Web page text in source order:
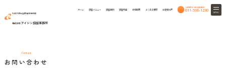
札幌弁護士協同組合特約店
株式会社 アイシン探偵事務所
ホーム 調査メニュー 調査事例 調査料金 会社概要 よくある質問 お客様の声
24時間365日相談無料
011-598-1230 MENU
Contact
お問い合わせ